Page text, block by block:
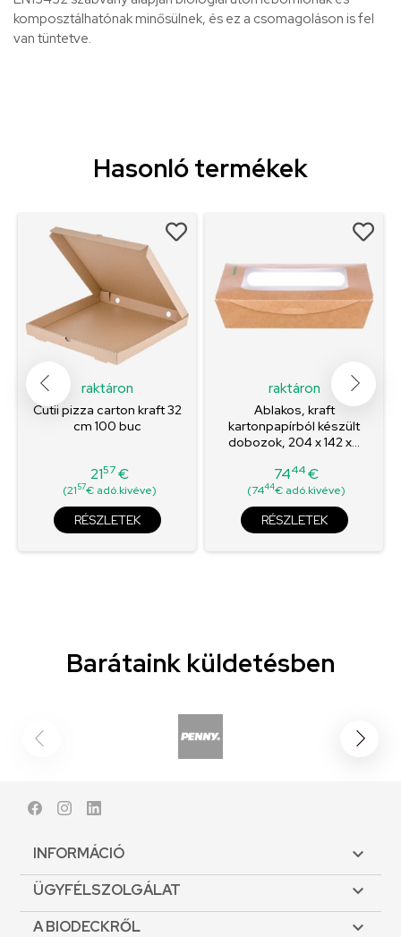
komposztálhatónak minősülnek, és ez a csomagoláson is fel
van tüntetve.
Hasonló termékek
raktáron
Cutii pizza carton kraft 32
cm 100 buc
Ár
2157€
(2157€ adó.kivéve)
RÉSZLETEK
raktáron
Ablakos, kraft
kartonpapírból készült
dobozok, 204 x 142 x...
Ár
7444€
(7444€ adó.kivéve)
RÉSZLETEK
Barátaink küldetésben
FacebookInstagram
INFORMÁCIÓ 
ÜGYFÉLSZOLGÁLAT 
A BIODECKRŐL 